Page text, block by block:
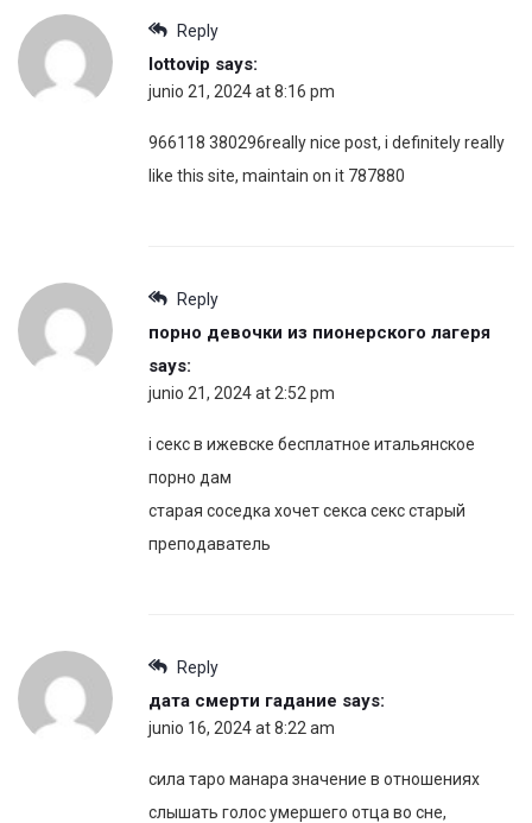
Reply
lottovip says:
junio 21, 2024 at 8:16 pm
966118 380296really nice post, i definitely really
like this site, maintain on it 787880
Reply
порно девочки из пионерского лагеря
says:
junio 21, 2024 at 2:52 pm
i секс в ижевске бесплатное итальянское
порно дам
старая соседка хочет секса секс старый
преподаватель
Reply
дата смерти гадание says:
junio 16, 2024 at 8:22 am
сила таро манара значение в отношениях
слышать голос умершего отца во сне,